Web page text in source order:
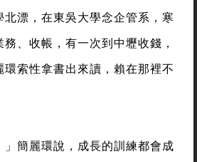
漂，在東吳大學念企管系，寒
、收帳，有一次到中壢收錢，
索性拿書出來讀，賴在那裡不
」簡麗環說，成長的訓練都會成